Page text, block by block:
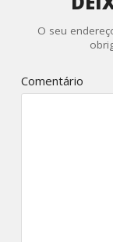
O seu
Comentário